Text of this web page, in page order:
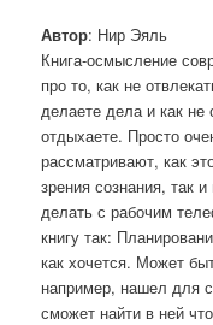
Автор: Нир Эяль
Книга-осмысление
про то, как не
делаете дела и как не
отдыхаете. Просто
рассматривают, как
зрения сознания, так
делать с рабочим
книгу так:
как хочется. Может
например, нашел для
сможет найти в ней